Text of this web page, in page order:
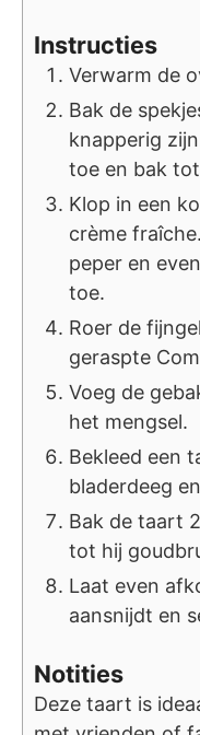
Instructies
Verwarm de
Bak de
knapperig
toe en bak
Klop in een
crème
peper en
toe.
Roer de
geraspte
Voeg de
het mengsel.
Bekleed een
bladerdeeg
Bak de taart
tot hij
Laat even
aansnijdt en
Notities
Deze taart is